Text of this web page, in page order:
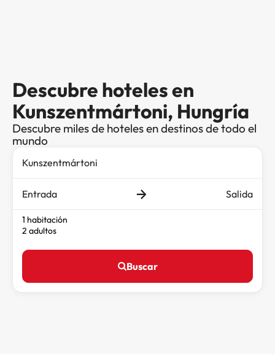
Descubre hoteles en
Kunszentmártoni, Hungría
Descubre miles de hoteles en destinos de todo el
mundo
Entrada Salida
1 habitación
2 adultos
Buscar